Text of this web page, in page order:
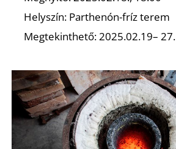
Helyszín: Parthenón-fríz terem
Megtekinthető: 2025.02.19– 27.